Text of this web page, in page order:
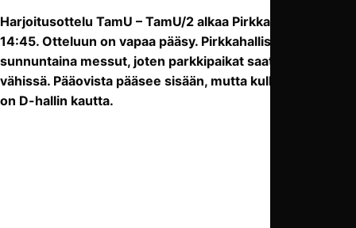
Harjoitusottelu TamU – TamU/2 alkaa Pirkkahallissa klo
14:45. Otteluun on vapaa pääsy. Pirkkahallissa on
sunnuntaina messut, joten parkkipaikat saattavat olla
vähissä. Pääovista pääsee sisään, mutta kulku C-halliin
on D-hallin kautta.